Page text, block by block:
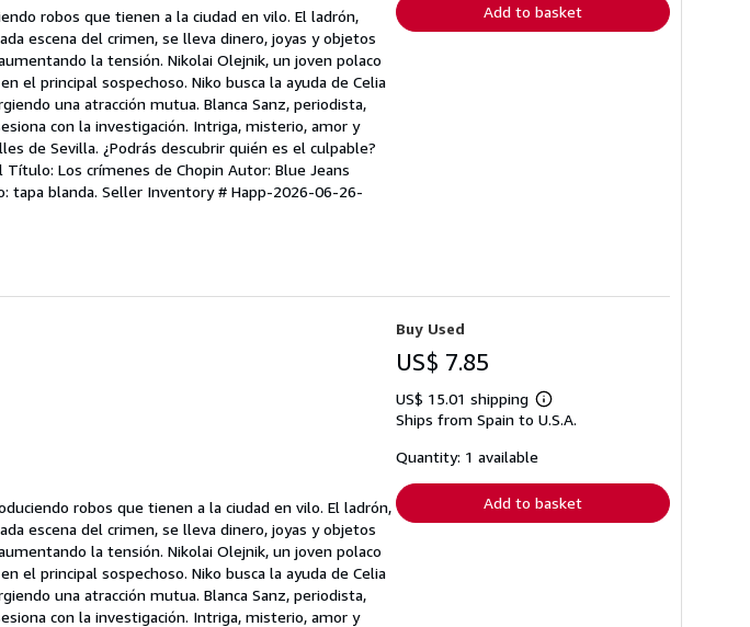
robos que tienen a la ciudad en vilo. El ladrón,
escena del crimen, se lleva dinero, joyas y objetos
la tensión. Nikolai Olejnik, un joven polaco
el principal sospechoso. Niko busca la ayuda de Celia
una atracción mutua. Blanca Sanz, periodista,
con la investigación. Intriga, misterio, amor y
de Sevilla. ¿Podrás descubrir quién es el culpable?
Los crímenes de Chopin Autor: Blue Jeans
tapa blanda. Seller Inventory # Happ-2026-06-26-
Add to basket
robos que tienen a la ciudad en vilo. El ladrón,
escena del crimen, se lleva dinero, joyas y objetos
la tensión. Nikolai Olejnik, un joven polaco
el principal sospechoso. Niko busca la ayuda de Celia
una atracción mutua. Blanca Sanz, periodista,
con la investigación. Intriga, misterio, amor y
Buy Used
US$ 7.85
US$ 15.01 shipping
Learn
more
Ships from Spain to U.S.A.
Quantity: 1 available
Add to basket